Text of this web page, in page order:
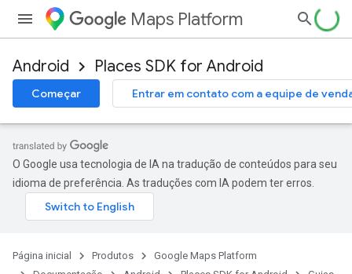
Maps Platform
Android Places SDK for Android
Começar Entrar em contato com a equipe de
O Google usa tecnologia de IA na tradução de conteúdos para seu
idioma de preferência. As traduções com IA podem ter erros.
Página inicial Produtos
Google Maps Platform